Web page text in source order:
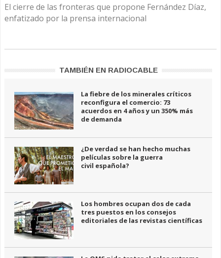
El cierre de las fronteras que propone Fernández Díaz,
enfatizado por la prensa internacional
TAMBIÉN EN RADIOCABLE
La fiebre de los minerales críticos
reconfigura el comercio: 73
acuerdos en 4 años y un 350% más
de demanda
¿De verdad se han hecho muchas
películas sobre la guerra
civil española?
Los hombres ocupan dos de cada
tres puestos en los consejos
editoriales de las revistas científicas